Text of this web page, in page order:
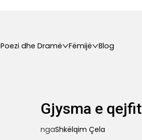
Poezi dhe Dramë Fëmijë Blog
Gjysma e qejfit
ngaShkëlqim Çela